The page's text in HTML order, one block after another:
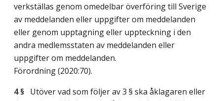
verkställas genom omedelbar överföring till Sverige
av meddelanden eller uppgifter om meddelanden
eller genom upptagning eller uppteckning i den
andra medlemsstaten av meddelanden eller
uppgifter om meddelanden.
Förordning (2020:70).
4 § Utöver vad som följer av 3 § ska åklagaren eller